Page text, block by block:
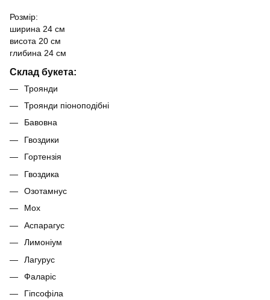
Розмір:
ширина 24 см
висота 20 см
глибина 24 см
Склад букета:
Троянди
Троянди піоноподібні
Бавовна
Гвоздики
Гортензія
Гвоздика
Озотамнус
Мох
Аспарагус
Лимоніум
Лагурус
Фаларіс
Гіпсофіла